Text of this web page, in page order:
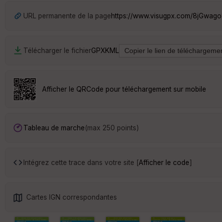
URL permanente de la pagehttps://www.visugpx.com/
Télécharger le fichierGPXKML
Afficher le QRCode pour téléchargement sur mobile
Tableau de marche(max 250 points)
Intégrez cette trace dans votre site [Afficher le code]
Cartes IGN correspondantes